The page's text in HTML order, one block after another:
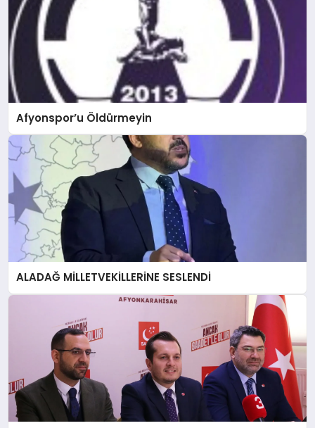
Afyonspor’u Öldürmeyin
ALADAĞ MİLLETVEKİLLERİNE SESLENDİ